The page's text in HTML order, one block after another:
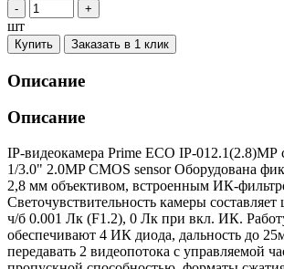
- +
шт
Купить Заказать в 1 клик
Описание
Описание
IP-видеокамера Prime ECO IP-012.1(2.8)MP
1/3.0" 2.0MP CMOS sensor Оборудована
2,8 мм объективом, встроенным ИК-
Светочувствительность камеры
ч/б 0.001 Лк (F1.2), 0 Лк при вкл. ИК.
обеспечивают 4 ИК диода, дальность до
передавать 2 видеопотока с управляемой